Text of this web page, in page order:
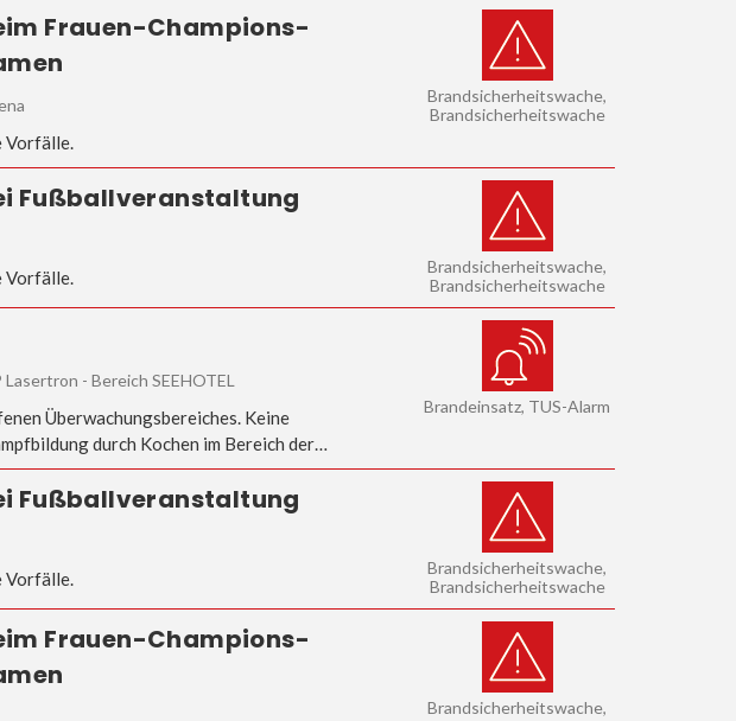
Frauen-Champions-
Vorfälle.
Brandsicherheitswache,
Brandsicherheitswache
Fußballveranstaltung
Vorfälle.
Brandsicherheitswache,
Brandsicherheitswache
- Bereich SEEHOTEL
Überwachungsbereiches. Keine
durch Kochen im Bereich der…
Brandeinsatz, TUS-Alarm
Fußballveranstaltung
Vorfälle.
Brandsicherheitswache,
Brandsicherheitswache
Frauen-Champions-
Brandsicherheitswache,